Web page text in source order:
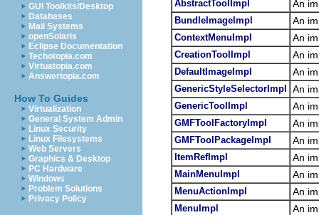
GUI Toolkits/Desktop
Databases
Mail Systems
openSolaris
Eclipse Documentation
Techotopia.com
Virtuatopia.com
Answertopia.com
How To Guides
Virtualization
General System Admin
Linux Security
Linux Filesystems
Web Servers
Graphics & Desktop
PC Hardware
Windows
Problem Solutions
Privacy Policy
AbstractToolImpl An
BundleImageImpl An
ContextMenuImpl An
CreationToolImpl An
DefaultImageImpl An
GenericStyleSelectorImpl An
GenericToolImpl An
GMFToolFactoryImpl An
GMFToolPackageImpl An
ItemRefImpl An
MainMenuImpl An
MenuActionImpl An
MenuImpl An